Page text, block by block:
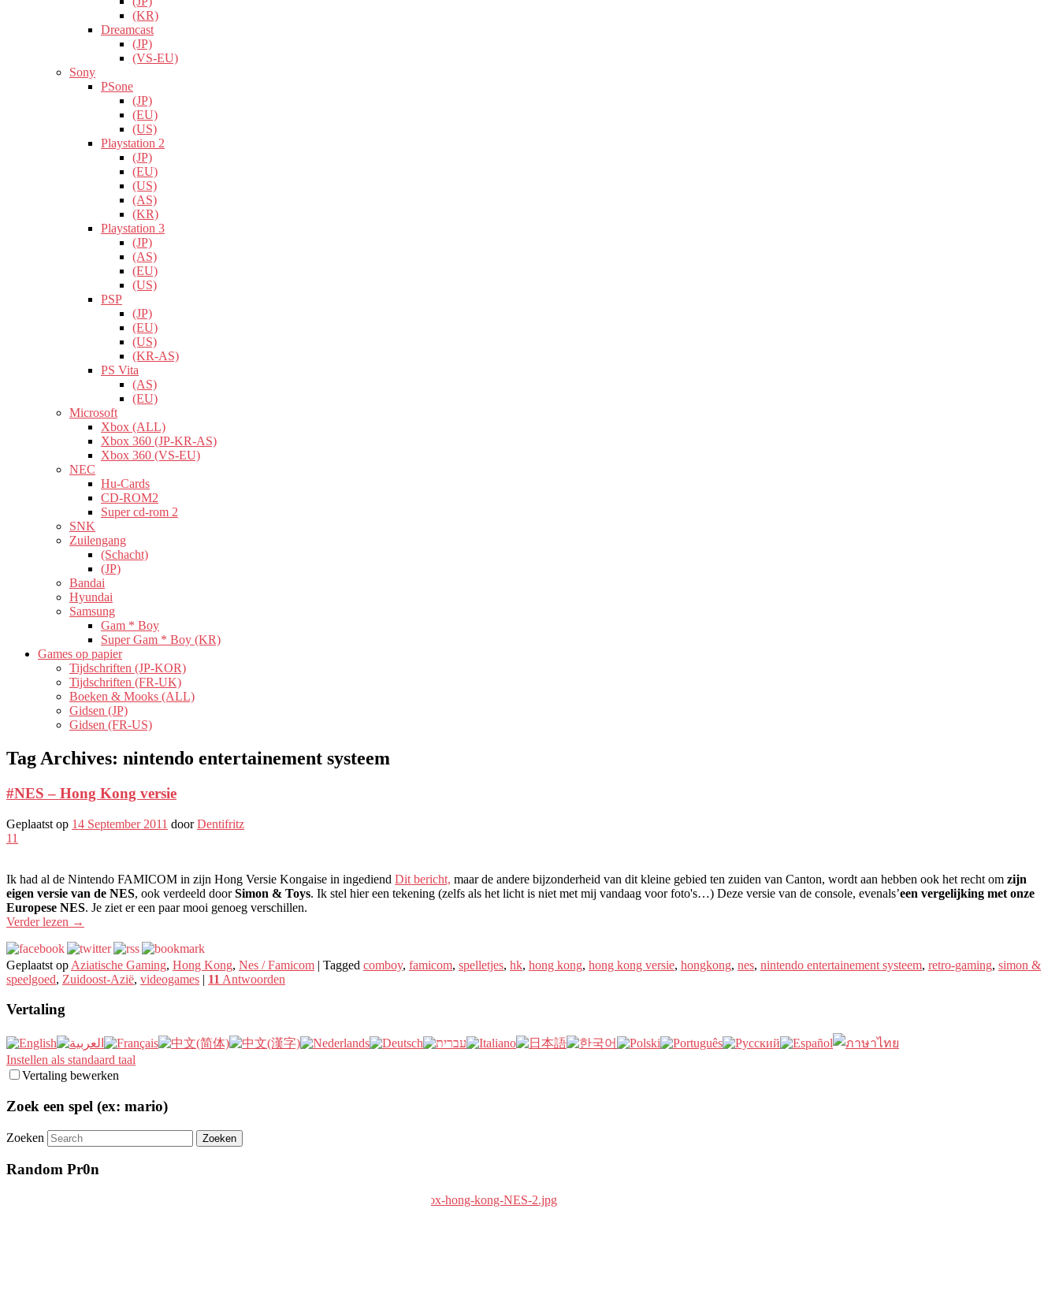
(KR)
Dreamcast
(JP)
(VS-EU)
Sony
PSone
(JP)
(EU)
(US)
Playstation 2
(JP)
(EU)
(US)
(AS)
(KR)
Playstation 3
(JP)
(AS)
(EU)
(US)
PSP
(JP)
(EU)
(US)
(KR-AS)
PS Vita
(AS)
(EU)
Microsoft
Xbox (ALL)
Xbox 360 (JP-KR-AS)
Xbox 360 (VS-EU)
NEC
Hu-Cards
CD-ROM2
Super cd-rom 2
SNK
Zuilengang
(Schacht)
(JP)
Bandai
Hyundai
Samsung
Gam * Boy
Super Gam * Boy (KR)
Games op papier
Tijdschriften (JP-KOR)
Tijdschriften (FR-UK)
Boeken & Mooks (ALL)
Gidsen (JP)
Gidsen (FR-US)
Tag Archives: nintendo entertainement systeem
#NES – Hong Kong versie
Geplaatst op 14 September 2011 doorDentifritz
11
Ik had al de Nintendo FAMICOM in zijn Hong Versie Kongaise in ingediend Dit bericht, maar de andere bijzonderheid van dit kleine gebied ten zuiden van Canton, wordt aan hebben ook het recht om zijn
eigen versie van de NES, ook verdeeld doorSimon & Toys. Ik stel hier een tekening (zelfs als het licht is niet met mij vandaag voor foto's…) Deze versie van de console, evenals’een vergelijking met onze
Europese NES. Je ziet er een paar mooi genoeg verschillen.
Verder lezen →
Geplaatst op Aziatische Gaming, Hong Kong, Nes / Famicom | Tagged comboy, famicom, spelletjes, hk, hong kong, hong kong versie, hongkong, nes, nintendo entertainement systeem, retro-gaming, simon &
speelgoed, Zuidoost-Azië, videogames | 11 Antwoorden
Vertaling
Instellen als standaard taal
Vertaling bewerken
Zoek een spel (ex: mario)
Zoeken
Random Pr0n